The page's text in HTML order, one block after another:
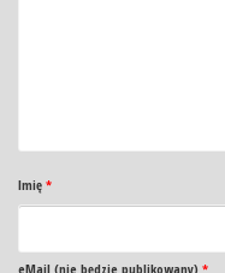
Imię *
eMail (nie będzie publikowany) *